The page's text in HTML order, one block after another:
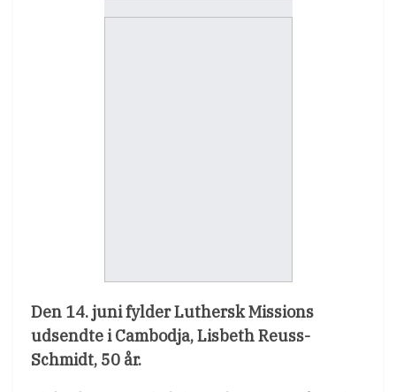
Den 14. juni fylder Luthersk Missions
udsendte i Cambodja, Lisbeth Reuss-
Schmidt, 50 år.